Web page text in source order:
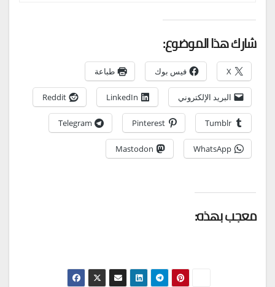
شارك هذا الموضوع:
X فيس بوك طباعة
البريد الإلكتروني LinkedIn
Reddit
Tumblr
Pinterest
Telegram
WhatsApp
Mastodon
معجب بهذه: